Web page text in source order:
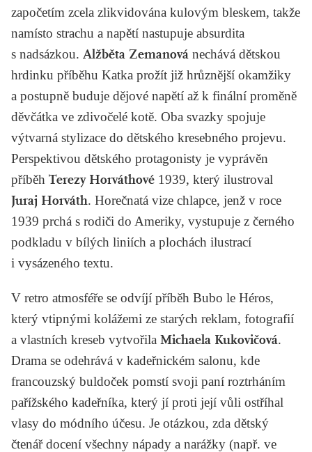
započetím zcela zlikvidována kulovým bleskem, takže
namísto strachu a napětí nastupuje absurdita
s nadsázkou. Alžběta Zemanová nechává dětskou
hrdinku příběhu Katka prožít již hrůznější okamžiky
a postupně buduje dějové napětí až k finální proměně
děvčátka ve zdivočelé kotě. Oba svazky spojuje
výtvarná stylizace do dětského kresebného projevu.
Perspektivou dětského protagonisty je vyprávěn
příběh Terezy Horváthové 1939, který ilustroval
Juraj Horváth. Horečnatá vize chlapce, jenž v roce
1939 prchá s rodiči do Ameriky, vystupuje z černého
podkladu v bílých liniích a plochách ilustrací
i vysázeného textu.
V retro atmosféře se odvíjí příběh Bubo le Héros,
který vtipnými kolážemi ze starých reklam, fotografií
a vlastních kreseb vytvořila Michaela Kukovičová.
Drama se odehrává v kadeřnickém salonu, kde
francouzský buldoček pomstí svoji paní roztrháním
pařížského kadeřníka, který jí proti její vůli ostříhal
vlasy do módního účesu. Je otázkou, zda dětský
čtenář docení všechny nápady a narážky (např. ve